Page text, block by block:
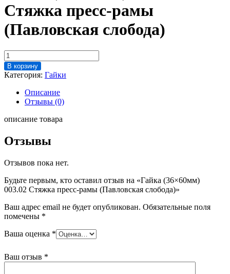
Стяжка пресс-рамы
(Павловская слобода)
Количество
товара
Гайка
(36x60мм)
003.02
Стяжка
рамы
слобода)
В корзину
Категория: Гайки
Описание
Отзывы (0)
описание товара
Отзывы
Отзывов пока нет.
Будьте первым, кто оставил отзыв на «Гайка (36×60мм)
003.02 Стяжка пресс-рамы (Павловская слобода)»
Ваш адрес email не будет опубликован. Обязательные поля
помечены *
Ваша оценка *
Ваш отзыв *